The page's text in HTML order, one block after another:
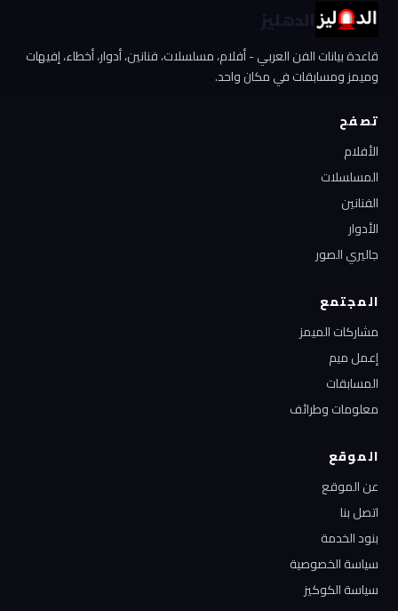
الدهليز
قاعدة بيانات الفن العربي - أفلام، مسلسلات، فنانين، أدوار، أخطاء، إفيهات
وميمز ومسابقات في مكان واحد.
تصفح
الأفلام
المسلسلات
الفنانين
الأدوار
جاليري الصور
المجتمع
مشاركات الميمز
إعمل ميم
المسابقات
معلومات وطرائف
الموقع
عن الموقع
اتصل بنا
بنود الخدمة
سياسة الخصوصية
سياسة الكوكيز